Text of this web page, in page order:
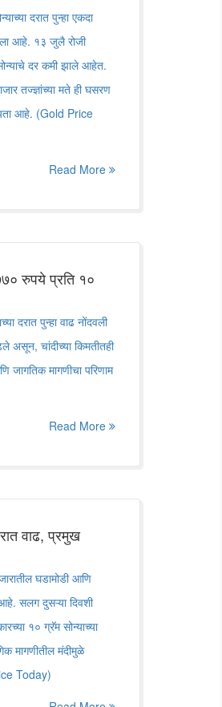
दरात पुन्हा एकदा
आहे. १३ जुलै रोजी
दर कमी झाले आहेत.
तज्ज्ञांच्या मते ही घसरण
आहे. (Gold Price
Read More
रुपये प्रति १०
दरात पुन्हा वाढ नोंदवली
चांदीच्या किमतीतही
जागतिक मागणीचा परिणाम
Read More
वाढ, प्रमुख
घडामोडी आणि
सलग दुसऱ्या दिवशी
१० ग्रॅम सोन्याच्या
मागणीतील मंदीमुळे
Today)